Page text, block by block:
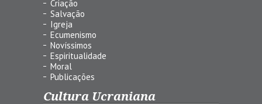
Criação
Salvação
Igreja
Ecumenismo
Novíssimos
Espiritualidade
Moral
Publicações
Cultura Ucraniana